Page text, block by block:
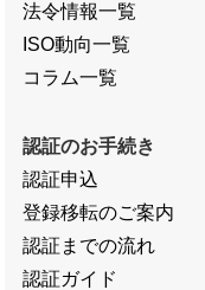
法令情報一覧
ISO動向一覧
コラム一覧
認証のお手続き
認証申込
登録移転のご案内
認証までの流れ
認証ガイド